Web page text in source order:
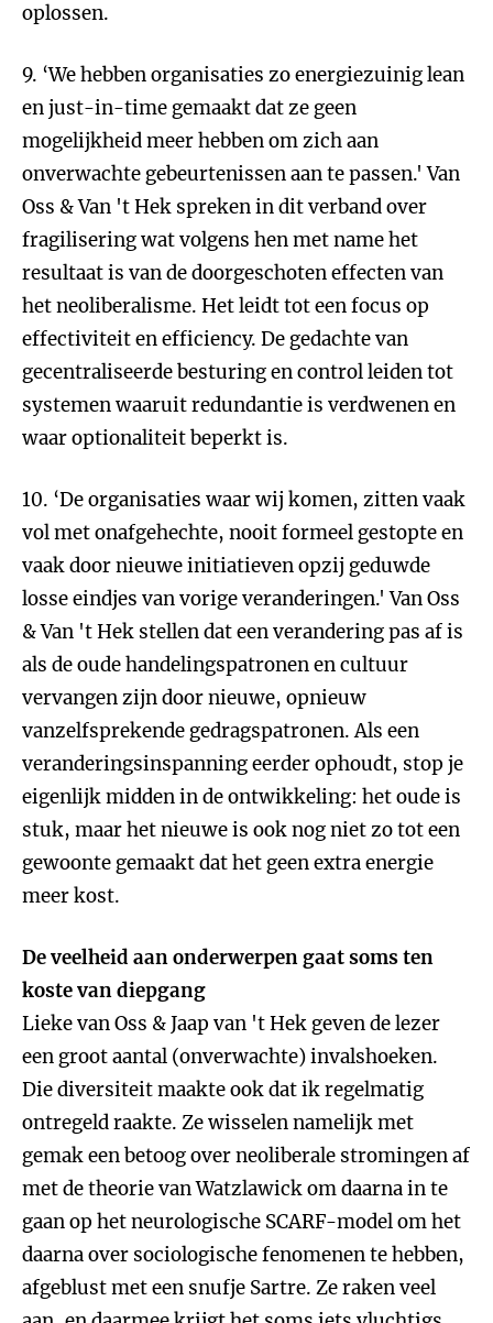
oplossen.
9. ‘We hebben organisaties zo energiezuinig lean
en just-in-time gemaakt dat ze geen
mogelijkheid meer hebben om zich aan
onverwachte gebeurtenissen aan te passen.' Van
Oss & Van 't Hek spreken in dit verband over
fragilisering wat volgens hen met name het
resultaat is van de doorgeschoten effecten van
het neoliberalisme. Het leidt tot een focus op
effectiviteit en efficiency. De gedachte van
gecentraliseerde besturing en control leiden tot
systemen waaruit redundantie is verdwenen en
waar optionaliteit beperkt is.
10. ‘De organisaties waar wij komen, zitten vaak
vol met onafgehechte, nooit formeel gestopte en
vaak door nieuwe initiatieven opzij geduwde
losse eindjes van vorige veranderingen.' Van Oss
& Van 't Hek stellen dat een verandering pas af is
als de oude handelingspatronen en cultuur
vervangen zijn door nieuwe, opnieuw
vanzelfsprekende gedragspatronen. Als een
veranderingsinspanning eerder ophoudt, stop je
eigenlijk midden in de ontwikkeling: het oude is
stuk, maar het nieuwe is ook nog niet zo tot een
gewoonte gemaakt dat het geen extra energie
meer kost.
De veelheid aan onderwerpen gaat soms ten
koste van diepgang
Lieke van Oss & Jaap van 't Hek geven de lezer
een groot aantal (onverwachte) invalshoeken.
Die diversiteit maakte ook dat ik regelmatig
ontregeld raakte. Ze wisselen namelijk met
gemak een betoog over neoliberale stromingen af
met de theorie van Watzlawick om daarna in te
gaan op het neurologische SCARF-model om het
daarna over sociologische fenomenen te hebben,
afgeblust met een snufje Sartre. Ze raken veel